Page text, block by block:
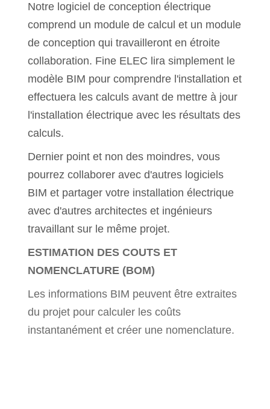
Notre logiciel de conception électrique
comprend un module de calcul et un module
de conception qui travailleront en étroite
collaboration. Fine ELEC lira simplement le
modèle BIM pour comprendre l'installation et
effectuera les calculs avant de mettre à jour
l'installation électrique avec les résultats des
calculs.
Dernier point et non des moindres, vous
pourrez collaborer avec d'autres logiciels
BIM et partager votre installation électrique
avec d'autres architectes et ingénieurs
travaillant sur le même projet.
ESTIMATION DES COUTS ET
NOMENCLATURE (BOM)
Les informations BIM peuvent être extraites
du projet pour calculer les coûts
instantanément et créer une nomenclature.